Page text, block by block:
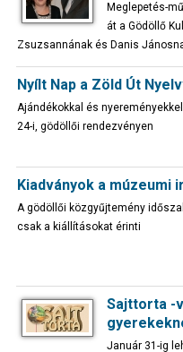
Meglepetés-
át a Gödöllő
Zsuzsannának és Danis
Nyílt Nap a Zöld Út
Ajándékokkal és
24-i, gödöllői rendezvényen
Kiadványok a múzeumi
A gödöllői közgyűjtemény
csak a kiállításokat érinti
Sajttorta -
Január 31-ig